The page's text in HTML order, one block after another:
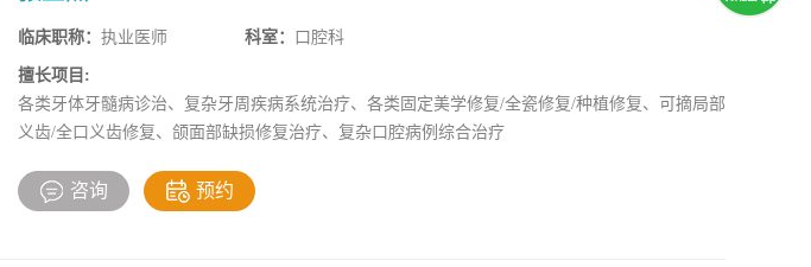
临床职称： 执业医师 科室： 口腔科
擅长项目:
各类牙体牙髓病诊治、复杂牙周疾病系统治疗、各类固定美学修复/全瓷修复/种植修复、可摘局部
义齿/全口义齿修复、颌面部缺损修复治疗、复杂口腔病例综合治疗
咨询 预约